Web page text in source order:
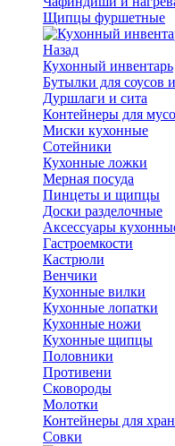
Щипцы фуршетные
Назад
Кухонный инвентарь
Бутылки для соусов
Дуршлаги и сита
Контейнеры для
Миски кухонные
Сотейники
Кухонные ложки
Мерная посуда
Пинцеты и щипцы
Доски разделочные
Аксессуары
Гастроемкости
Кастрюли
Венчики
Кухонные вилки
Кухонные лопатки
Кухонные ножи
Кухонные щипцы
Половники
Противени
Сковороды
Молотки
Контейнеры для
Совки